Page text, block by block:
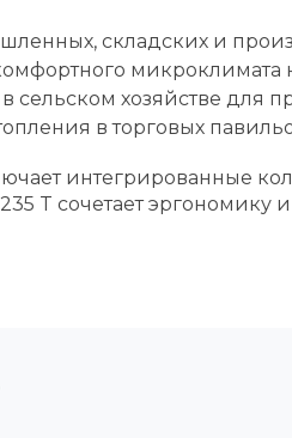
складских и
микроклимата
сельском хозяйстве для
в торговых
интегрированные
T сочетает